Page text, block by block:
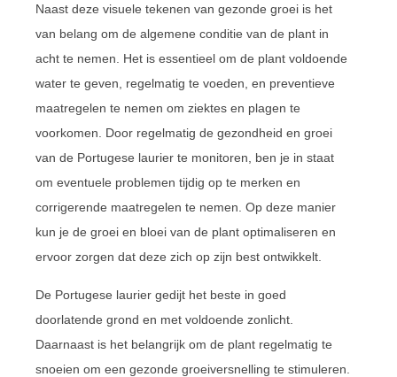
Naast deze visuele tekenen van gezonde groei is het
van belang om de algemene conditie van de plant in
acht te nemen. Het is essentieel om de plant voldoende
water te geven, regelmatig te voeden, en preventieve
maatregelen te nemen om ziektes en plagen te
voorkomen. Door regelmatig de gezondheid en groei
van de Portugese laurier te monitoren, ben je in staat
om eventuele problemen tijdig op te merken en
corrigerende maatregelen te nemen. Op deze manier
kun je de groei en bloei van de plant optimaliseren en
ervoor zorgen dat deze zich op zijn best ontwikkelt.
De Portugese laurier gedijt het beste in goed
doorlatende grond en met voldoende zonlicht.
Daarnaast is het belangrijk om de plant regelmatig te
snoeien om een gezonde groeiversnelling te stimuleren.